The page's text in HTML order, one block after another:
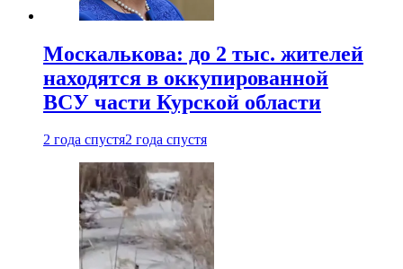
Москалькова: до 2 тыс. жителей
находятся в оккупированной
ВСУ части Курской области
2 года спустя2 года спустя